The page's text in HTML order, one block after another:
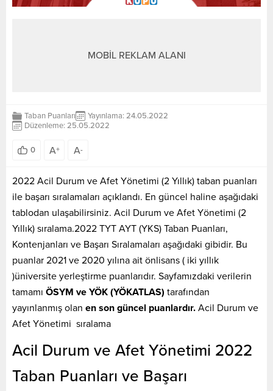
MOBİL REKLAM ALANI
Taban Puanları
Yayınlama: 24.05.2022
Düzenleme: 25.05.2022
0 A+ A-
2022 Acil Durum ve Afet Yönetimi (2 Yıllık) taban puanları
ile başarı sıralamaları açıklandı. En güncel haline aşağıdaki
tablodan ulaşabilirsiniz. Acil Durum ve Afet Yönetimi (2
Yıllık) sıralama.2022 TYT AYT (YKS) Taban Puanları,
Kontenjanları ve Başarı Sıralamaları aşağıdaki gibidir. Bu
puanlar 2021 ve 2020 yılına ait önlisans ( iki yıllık
)üniversite yerleştirme puanlarıdır. Sayfamızdaki verilerin
tamamı ÖSYM ve YÖK (YÖKATLAS) tarafından
yayınlanmış olan en son güncel puanlardır. Acil Durum ve
Afet Yönetimi sıralama
Acil Durum ve Afet Yönetimi 2022
Taban Puanları ve Başarı